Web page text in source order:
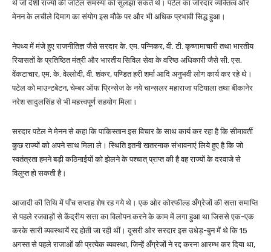
थे जो देशी राज्यों की जटिल समस्या को सुलझा सकते थे। पटेल का जोरदार व्यक्तित्व और
मेनन के लचीले दिमाग का संयोग इस मौके पर और भी अधिक प्रभावी सिद्ध हुआ।
नेपथ्य में मंजे हुए राजनीतिज्ञ जैसे सरदार के. एम. पन्निकर, वी. टी. कृष्णामाचारी तथा भारतीय
रियासतों के प्रतिष्ठित मंत्री और भारतीय सिविल सेवा के वरिष्ठ अधिकारी जैसे सी. एस.
वेंकटाचार, एम. के. वेल्लोदी, वी. शंकर, पण्डित हरी शर्मा आदि अनुभवी लोग कार्य कर रहे थे।
पटेल को माउन्टबेटन, चेम्बर ऑफ प्रिन्सेज के नये चान्सलर महाराजा पटियाला तथा बीकानेर
नरेश सादुलसिंह से भी महत्त्वपूर्ण सहयोग मिला।
सरदार पटेल ने मेनन से कहा कि पाकिस्तान इस विचार के साथ कार्य कर रहा है कि सीमावर्ती
कुछ राज्यों को अपने साथ मिला ले। स्थिति इतनी खतरनाक संभावनाएं लिये हुए है कि जो
स्वतंत्रता हमने बड़ी कठिनाईयों को झेलने के पश्चात् प्राप्त की है वह राज्यों के दरवाजे से
विलुप्त हो सकती है।
आजादी की तिथि में पाँच सप्ताह शेष रह गये थे। एक ओर कोरफील्ड अँग्रेजों की सत्ता समाप्ति
से पहले रजवाड़ों से केंद्रीय सत्ता का विलोपन करने के काम में लगा हुआ था जिससे एक-एक
करके सारी व्यवस्थायें रद्द होती जा रही थीं। दूसरी ओर सरदार इस उधेड़-बुन में थे कि 15
अगस्त से पहले राजाओं की प्रत्येक व्यवस्था, जिन्हें अँग्रेजों ने रद्द करना आरम्भ कर दिया था,